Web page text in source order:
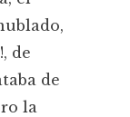
de
de
la